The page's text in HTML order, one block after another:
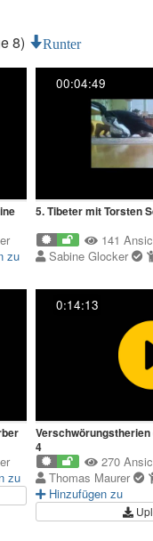
8) Runter
zu
00:04:49
5. Tibeter mit Torsten
141
Sabine Glocker
zu
0:14:13
4
270
Thomas Maurer
Hinzufügen zu